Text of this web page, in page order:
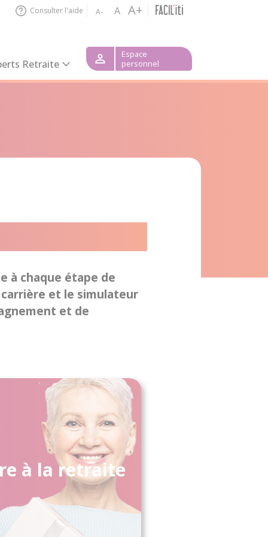
Consulter l'aide A- A A+
Retraite
Espace
personnel
à chaque étape de
et le simulateur
et de
à la retraite
Accéder aux services